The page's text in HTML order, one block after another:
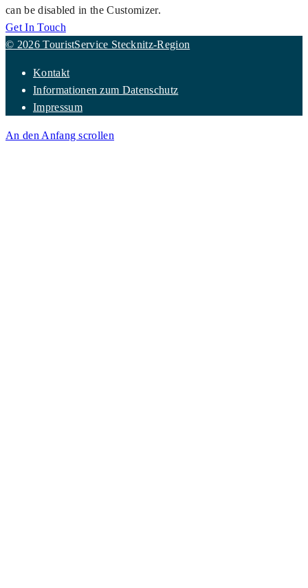
can be disabled in the Customizer.
Get In Touch
© 2026 TouristService Stecknitz-Region
Kontakt
Informationen zum Datenschutz
Impressum
An den Anfang scrollen